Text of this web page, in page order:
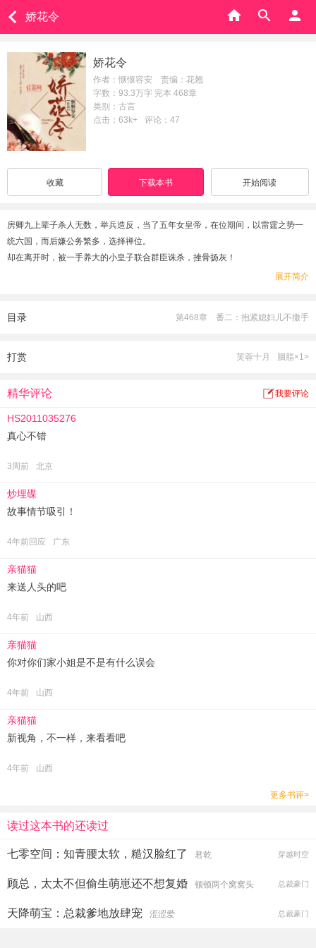
娇花令
娇花令
作者：惬惬容安 责编：花翘
字数：93.3万字 完本 468章
类别：古言
点击：63k+
评论：47
收藏 下载本书 开始阅读
房卿九上辈子杀人无数，举兵造反，当了五年女皇帝，在位期间，以雷霆之势一
统六国，而后嫌公务繁多，选择禅位。
却在离开时，被一手养大的小皇子联合群臣诛杀，挫骨扬灰！
俊俏小郎君（容渊）：“我垂髫之年，你便说，要以无数金银珍宝娶我为夫，如
房卿九摸了摸身上仅有的几个铜板，“……”
展开简介
目录 第468章 番二：抱紧媳妇儿不撒手
打赏 芙蓉十月 胭脂×1>
精华评论 我要评论
HS2011035276
真心不错
3周前 北京
炒埋碟
故事情节吸引！
4年前回应 广东
亲猫猫
来送人头的吧
4年前 山西
亲猫猫
你对你们家小姐是不是有什么误会
4年前 山西
亲猫猫
新视角，不一样，来看看吧
4年前 山西
更多书评>
读过这本书的还读过
七零空间：知青腰太软，糙汉脸红了 君乾 穿越时空
顾总，太太不但偷生萌崽还不想复婚 顿顿两个窝窝头 总裁豪门
天降萌宝：总裁爹地放肆宠 涩涩爱 总裁豪门